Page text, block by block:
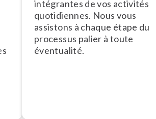
intégrantes de vos activités
quo­ti­diennes. Nous vous
assistons à chaque étape du
processus palier à toute
éventualité.